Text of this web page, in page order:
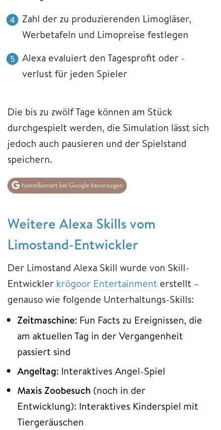
Zahl der zu produzierenden Limogläser,
Werbetafeln und Limopreise festlegen
Alexa evaluiert den Tagesprofit oder -
verlust für jeden Spieler
Die bis zu zwölf Tage können am Stück
durchgespielt werden, die Simulation lässt sich
jedoch auch pausieren und der Spielstand
speichern.
home&smart bei Google bevorzugen
Weitere Alexa Skills vom
Limostand-Entwickler
Der Limostand Alexa Skill wurde von Skill-
Entwickler krögoor Entertainment erstellt –
genauso wie folgende Unterhaltungs-Skills:
Zeitmaschine: Fun Facts zu Ereignissen, die
am aktuellen Tag in der Vergangenheit
passiert sind
Angeltag: Interaktives Angel-Spiel
Maxis Zoobesuch (noch in der
Entwicklung): Interaktives Kinderspiel mit
Tiergeräuschen